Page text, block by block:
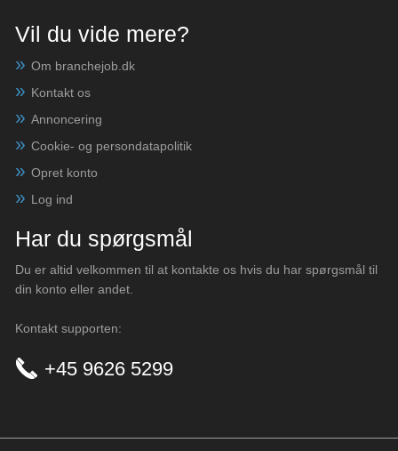
Vil du vide mere?
Om branchejob.dk
Kontakt os
Annoncering
Cookie- og persondatapolitik
Opret konto
Log ind
Har du spørgsmål
Du er altid velkommen til at kontakte os hvis du har spørgsmål til
din konto eller andet.
Kontakt supporten:
+45 9626 5299